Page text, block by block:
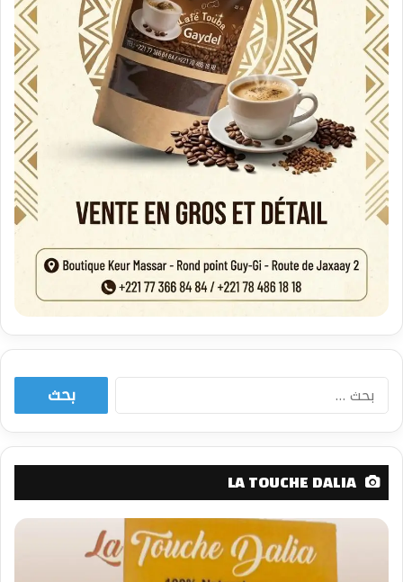
البحث
LA TOUCHE DALIA